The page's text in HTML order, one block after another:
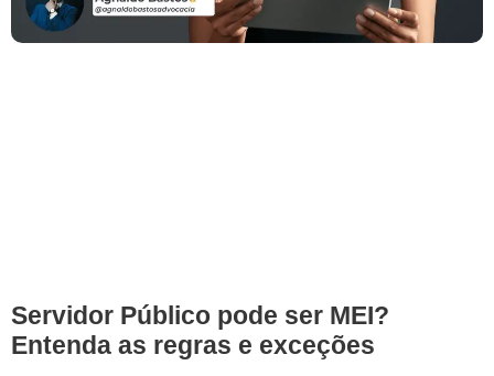
Servidor Público pode ser MEI?
Entenda as regras e exceções